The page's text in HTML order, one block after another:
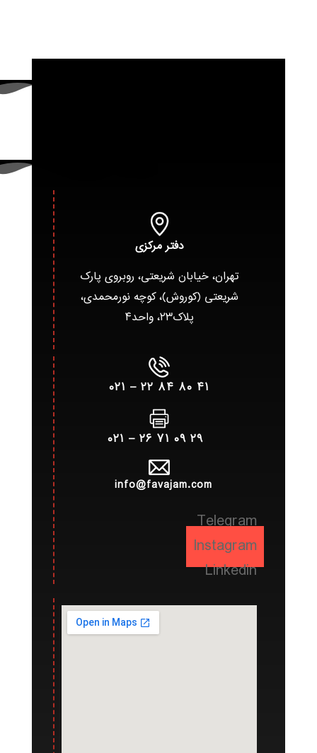
دفتر مرکزی
تهران، خیابان شریعتی، روبروی پارک
شریعتی (کوروش)، کوچه نورمحمدی،
پلاک۲۳، واحد۴
۴۱ ۸۰ ۸۴ ۲۲ – ۰۲۱
۲۹ ۰۹ ۷۱ ۲۶ – ۰۲۱
info@favajam.com
Telegram
Instagram
Linkedin